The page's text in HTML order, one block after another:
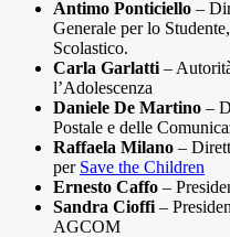
Antimo Ponticiello –
Generale per lo
Scolastico.
Carla Garlatti –
l’Adolescenza
Daniele De Martino –
Postale e delle
Raffaela Milano –
per Save the Children
Ernesto Caffo –
Sandra Cioffi –
AGCOM